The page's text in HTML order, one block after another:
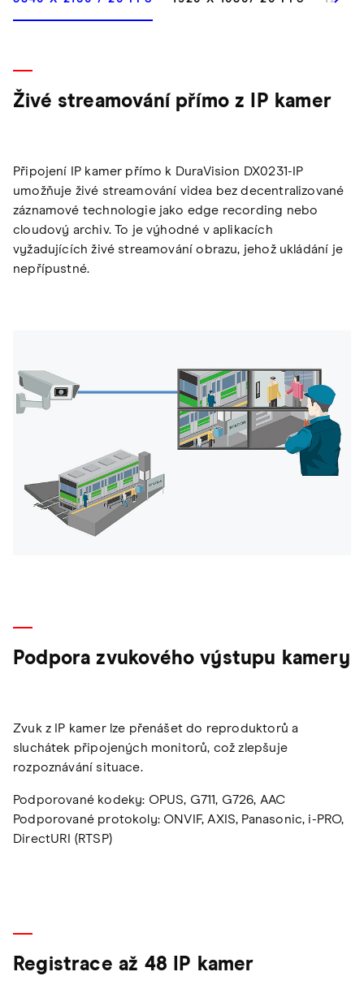
Živé streamování přímo z IP kamer
Připojení IP kamer přímo k DuraVision DX0231-IP
umožňuje živé streamování videa bez decentralizované
záznamové technologie jako edge recording nebo
cloudový archiv. To je výhodné v aplikacích
vyžadujících živé streamování obrazu, jehož ukládání je
nepřípustné.
Podpora zvukového výstupu kamery
Zvuk z IP kamer lze přenášet do reproduktorů a
sluchátek připojených monitorů, což zlepšuje
rozpoznávání situace.
Podporované kodeky: OPUS, G711, G726, AAC
Podporované protokoly: ONVIF, AXIS, Panasonic, i-PRO,
DirectURI (RTSP)
Registrace až 48 IP kamer